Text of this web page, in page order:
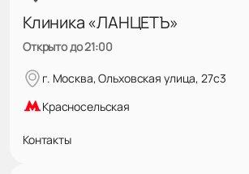
Клиника «ЛАНЦЕТЪ»
Открыто до 21:00
г. Москва, Ольховская улица, 27с3
Красносельская
Контакты